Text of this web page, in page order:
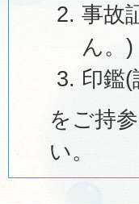
事故
ん。)
印鑑(
をご持
い。